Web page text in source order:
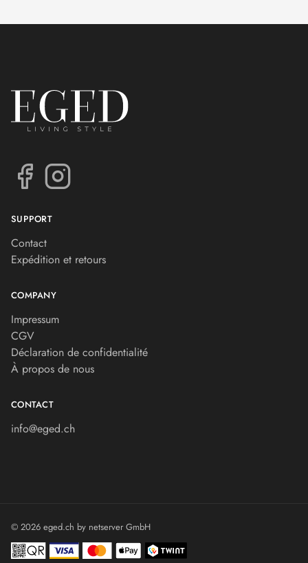
SUPPORT
Contact
Expédition et retours
COMPANY
Impressum
CGV
Déclaration de confidentialité
À propos de nous
CONTACT
info@eged.ch
© 2026 eged.ch by netserver GmbH